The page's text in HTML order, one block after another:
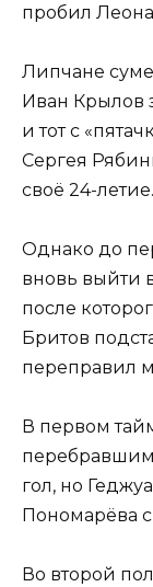
пробил
Липчане
Иван Крылов
и тот с
Сергея
своё 24-летие.
Однако до
вновь выйти
после
Бритов
переправил
В первом
перебравшим
гол, но
Пономарёва
Во второй